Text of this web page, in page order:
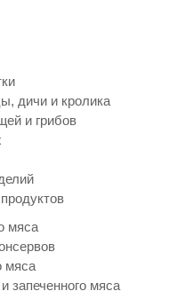
дичи и кролика
и грибов
мяса
мяса
запеченного мяса